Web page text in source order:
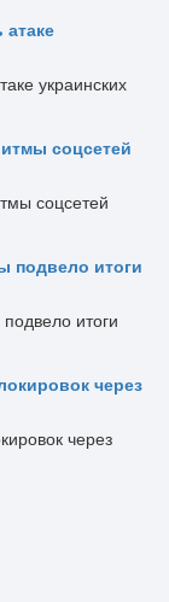
соцсетей
подвело итоги
через